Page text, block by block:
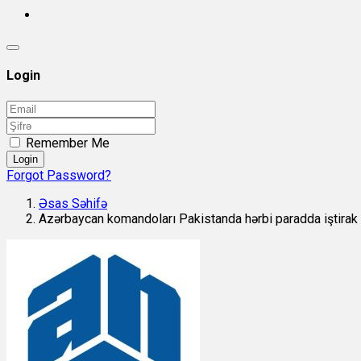
Login
Remember Me
Login
Forgot Password?
Əsas Səhifə
Azərbaycan komandoları Pakistanda hərbi paradda